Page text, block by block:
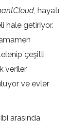
, hayatı
hale getiriyor.
çeşitli
veriler
ve evler
arasında